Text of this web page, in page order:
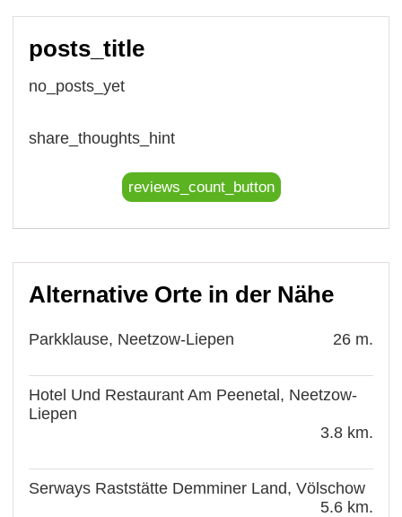
posts_title
no_posts_yet
share_thoughts_hint
reviews_count_button
Alternative Orte in der Nähe
Parkklause, Neetzow-Liepen 26 m.
Hotel Und Restaurant Am Peenetal, Neetzow-
Liepen
3.8 km.
Serways Raststätte Demminer Land, Völschow
5.6 km.